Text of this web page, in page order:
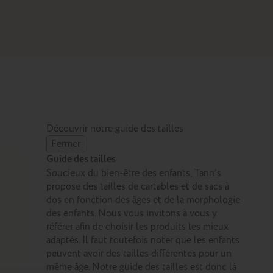
Découvrir notre guide des tailles
Fermer
Guide des tailles
Soucieux du bien-être des enfants, Tann’s
propose des tailles de cartables et de sacs à
dos en fonction des âges et de la morphologie
des enfants. Nous vous invitons à vous y
référer afin de choisir les produits les mieux
adaptés. Il faut toutefois noter que les enfants
peuvent avoir des tailles différentes pour un
même âge. Notre guide des tailles est donc là